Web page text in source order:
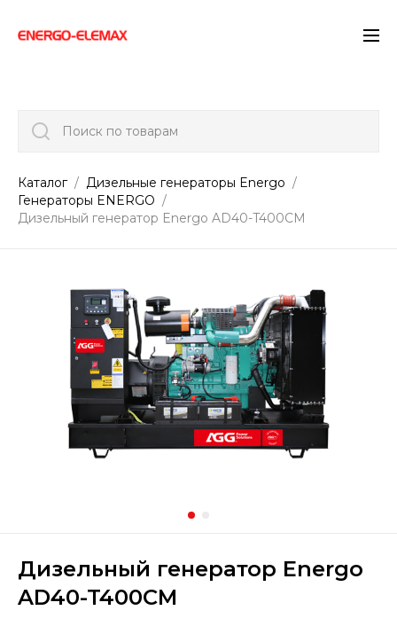
Поиск по товарам
Каталог
Дизельные генераторы Energo
Генераторы ENERGO
Дизельный генератор Energo AD40-T400CM
Дизельный генератор Energo
AD40-T400CM